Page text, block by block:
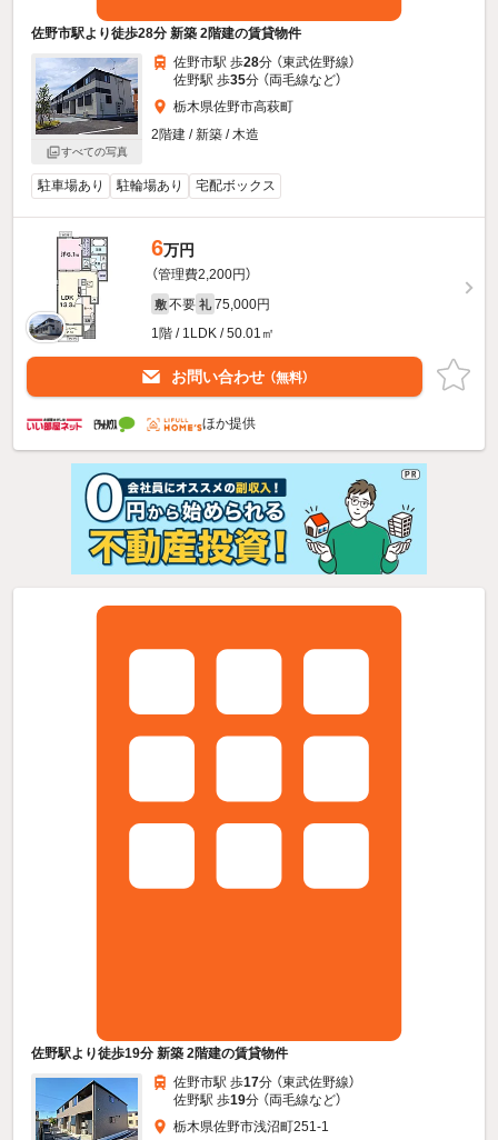
佐野市駅より徒歩28分 新築 2階建の賃貸物件
すべての写真
佐野市駅 歩28分 （東武佐野線）
佐野駅 歩35分 （両毛線など）
栃木県佐野市高萩町
2階建 / 新築 / 木造
駐車場あり 駐輪場あり 宅配ボックス
6万円
（管理費2,200円）
敷 不要 礼 75,000円
1階 / 1LDK / 50.01㎡
お問い合わせ （無料）
ほか提供
佐野駅より徒歩19分 新築 2階建の賃貸物件
佐野市駅 歩17分 （東武佐野線）
佐野駅 歩19分 （両毛線など）
栃木県佐野市浅沼町251-1